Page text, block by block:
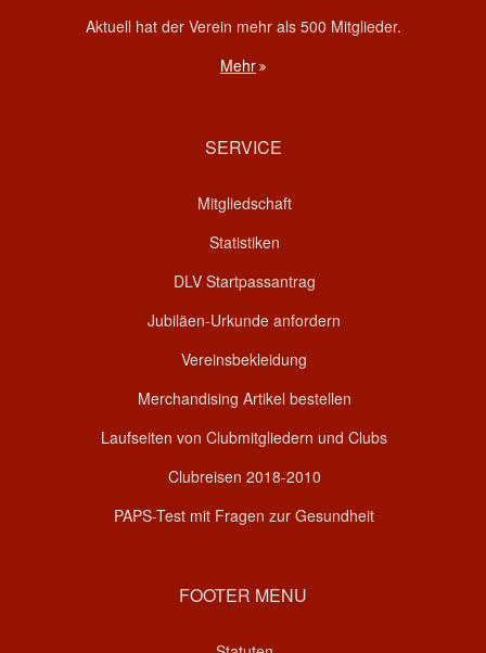
Aktuell hat der Verein mehr als 500 Mitglieder.
Mehr
SERVICE
Mitgliedschaft
Statistiken
DLV Startpassantrag
Jubiläen-Urkunde anfordern
Vereinsbekleidung
Merchandising Artikel bestellen
Laufseiten von Clubmitgliedern und Clubs
Clubreisen 2018-2010
PAPS-Test mit Fragen zur Gesundheit
FOOTER MENU